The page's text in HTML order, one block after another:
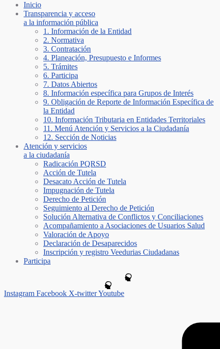
Inicio
Transparencia y acceso
a la información pública
1. Información de la Entidad
2. Normativa
3. Contratación
4. Planeación, Presupuesto e Informes
5. Trámites
6. Participa
7. Datos Abiertos
8. Información específica para Grupos de Interés
9. Obligación de Reporte de Información Específica de
la Entidad
10. Información Tributaria en Entidades Territoriales
11. Menú Atención y Servicios a la Ciudadanía
12. Sección de Noticias
Atención y servicios
a la ciudadanía
Radicación PQRSD
Acción de Tutela
Desacato Acción de Tutela
Impugnación de Tutela
Derecho de Petición
Seguimiento al Derecho de Petición
Solución Alternativa de Conflictos y Conciliaciones
Acompañamiento a Asociaciones de Usuarios Salud
Valoración de Apoyo
Declaración de Desaparecidos
Inscripción y registro Veedurias Ciudadanas
Participa
Instagram Facebook X-twitterYoutube